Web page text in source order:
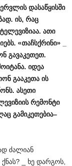
დასაწყისში
. ის, რაც
ტელევიზიაა. ათი
. «თაჩსქრინი» _
გავაკეთეთ.
. იდეა
გააკეთა ის
. ასეთი
რემონტი
გამიკეთებია–
ძალიან
_ ხე დარგოს,